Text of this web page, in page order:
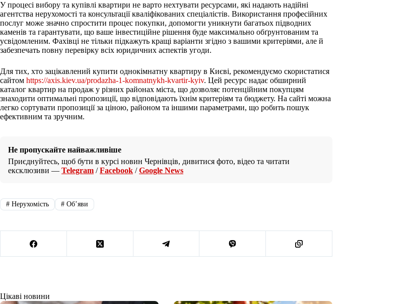
У процесі вибору та купівлі квартири не варто нехтувати ресурсами, які надають надійні
агентства нерухомості та консультації кваліфікованих спеціалістів. Використання професійних
послуг може значно спростити процес покупки, допомогти уникнути багатьох підводних
каменів та гарантувати, що ваше інвестиційне рішення буде максимально обґрунтованим та
усвідомленим. Фахівці не тільки підкажуть кращі варіанти згідно з вашими критеріями, але й
забезпечать повну перевірку всіх юридичних аспектів угоди.
Для тих, хто зацікавлений купити однокімнатну квартиру в Києві, рекомендуємо скористатися
сайтом https://axis.kiev.ua/prodazha-1-komnatnykh-kvartir-kyiv. Цей ресурс надає обширний
каталог квартир на продаж у різних районах міста, що дозволяє потенційним покупцям
знаходити оптимальні пропозиції, що відповідають їхнім критеріям та бюджету. На сайті можна
легко сортувати пропозиції за ціною, районом та іншими параметрами, що робить пошук
ефективним та зручним.
Не пропускайте найважливіше
Приєднуйтесь, щоб бути в курсі новин Чернівців, дивитися фото, відео та читати
ексклюзиви — Telegram /Facebook /Google News
#Нерухомість #Обʼяви
Цікаві новини